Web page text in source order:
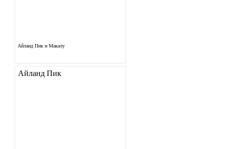
Айланд Пик и Макалу
Айланд Пик